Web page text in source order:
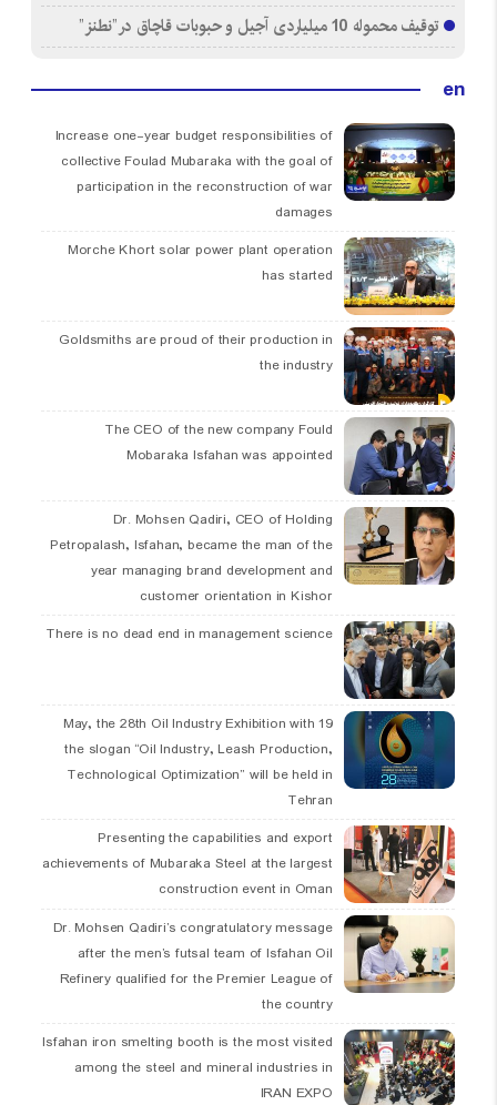
توقیف محموله 10 میلیاردی آجیل و حبوبات قاچاق در”نطنز”
en
Increase one-year budget responsibilities of
collective Foulad Mubaraka with the goal of
participation in the reconstruction of war
damages
Morche Khort solar power plant operation
has started
Goldsmiths are proud of their production in
the industry
The CEO of the new company Fould
Mobaraka Isfahan was appointed
Dr. Mohsen Qadiri, CEO of Holding
Petropalash, Isfahan, became the man of the
year managing brand development and
customer orientation in Kishor
There is no dead end in management science
19 May, the 28th Oil Industry Exhibition with
the slogan “Oil Industry, Leash Production,
Technological Optimization” will be held in
Tehran
Presenting the capabilities and export
achievements of Mubaraka Steel at the largest
construction event in Oman
Dr. Mohsen Qadiri’s congratulatory message
after the men’s futsal team of Isfahan Oil
Refinery qualified for the Premier League of
the country
Isfahan iron smelting booth is the most visited
among the steel and mineral industries in
IRAN EXPO